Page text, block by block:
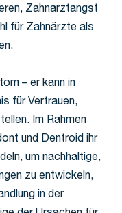
Zahnarztangst
für Zahnärzte als
– er kann in
für Vertrauen,
Im Rahmen
und Dentroid ihr
um nachhaltige,
zu entwickeln,
in der